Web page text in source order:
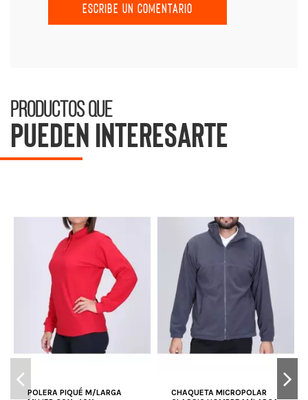
ESCRIBE UN COMENTARIO
Productos que
pueden interesarte
POLERA PIQUÉ M/LARGA
CHAQUETA MICROPOLAR